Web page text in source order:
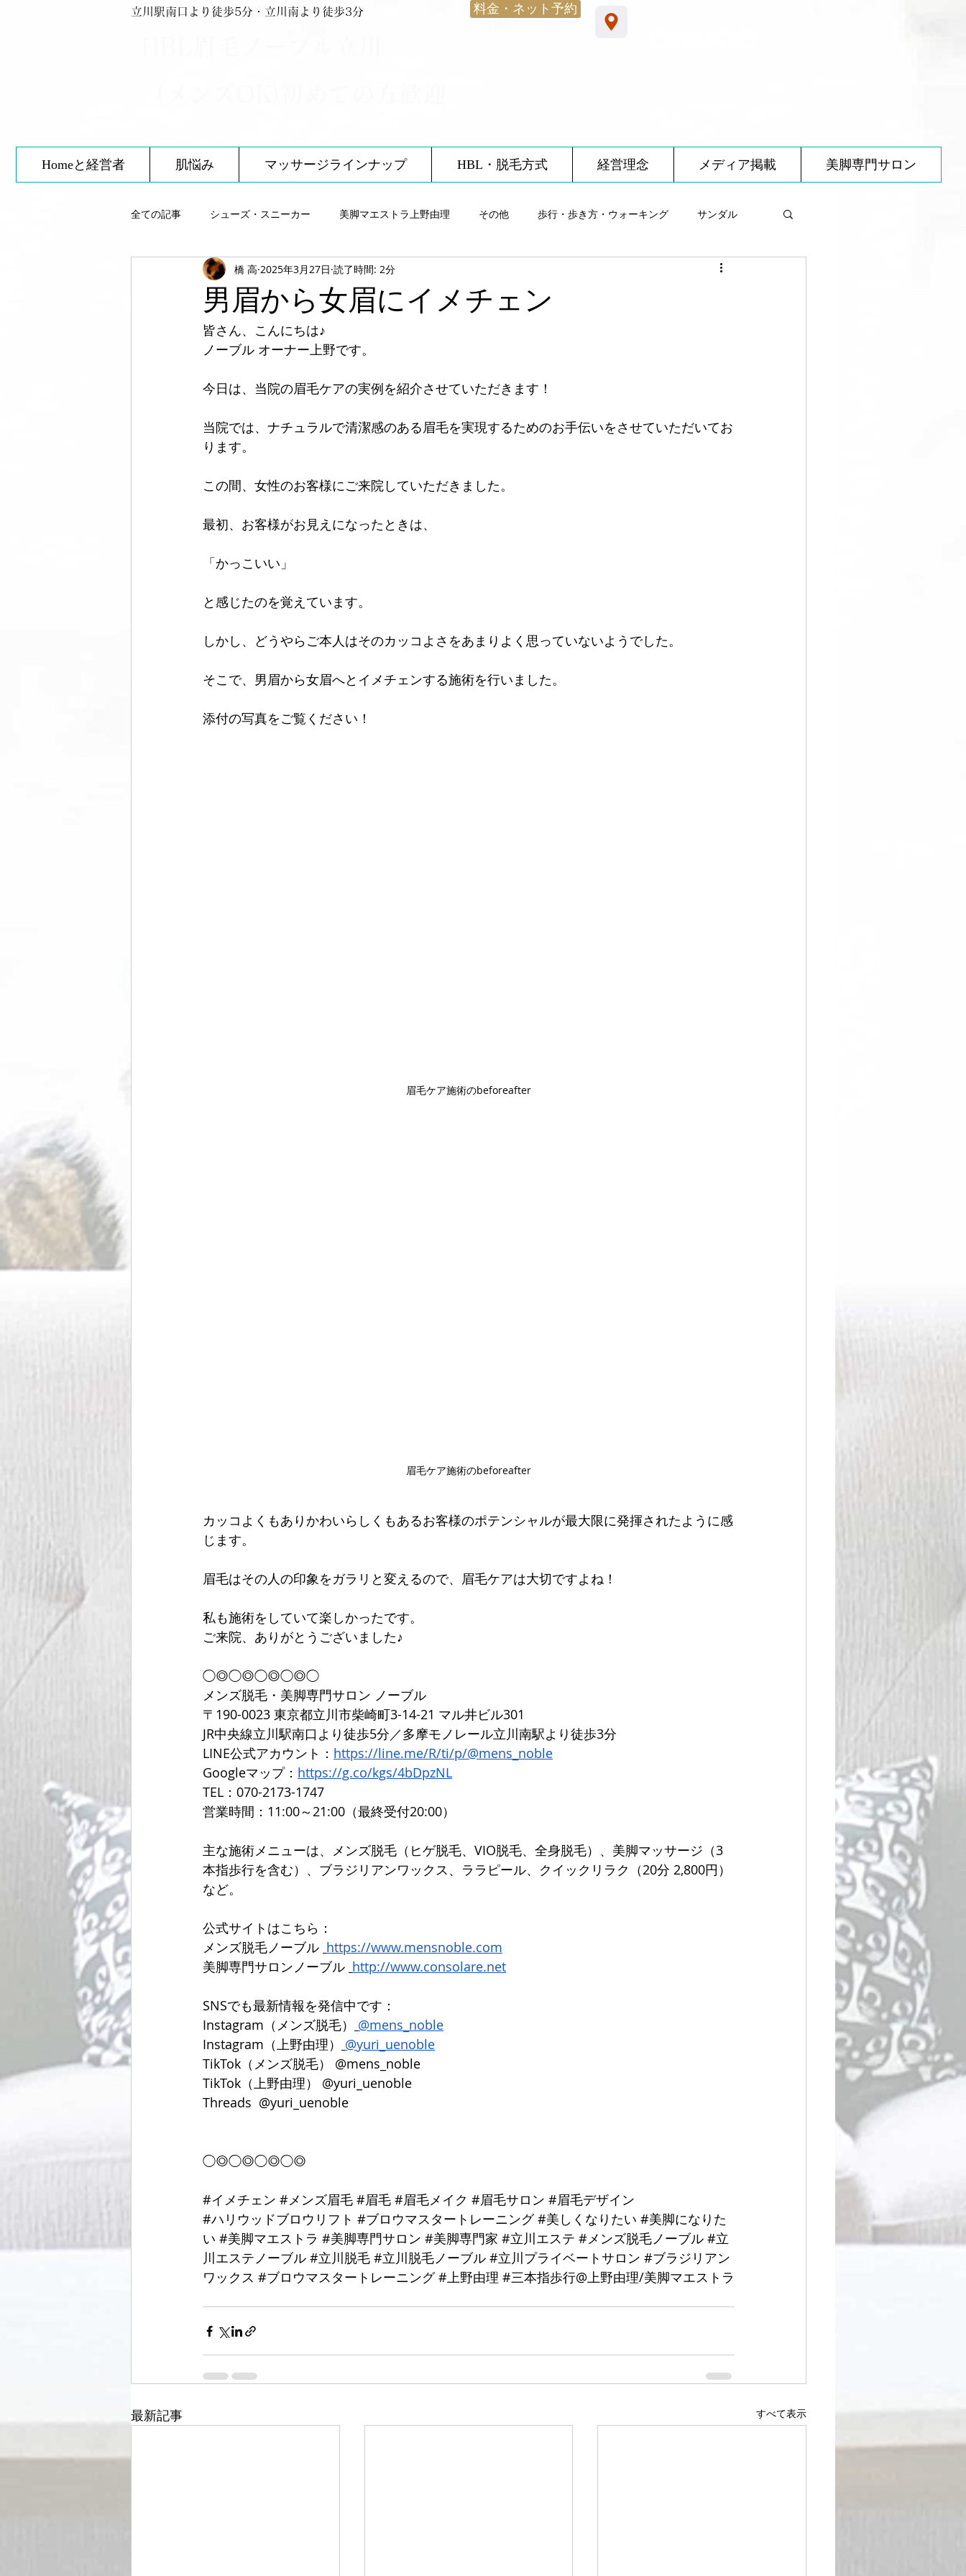
立川駅南口より徒歩5分・立川南より徒歩3分 料金・ネット予約
Homeと経営者 肌悩み マッサージラインナップ HBL・脱毛方式 経営理念 メディア掲載 美脚専門サロン
全ての記事 シューズ・スニーカー 美脚マエストラ上野由理 その他 歩行・歩き方・ウォーキング サンダル
スキンケア 靴について 雨・レインシューズ
フットウェア セルフケア
メンズ脱毛サロンノーブル 芸能関係のお客様体験談 思考 セミナー 講演実績
男眉から女眉にイメチェン
橋 高 2025年3月27日 読了時間: 2分
皆さん、こんにちは♪
ノーブル オーナー上野です。
今日は、当院の眉毛ケアの実例を紹介させていただきます！
当院では、ナチュラルで清潔感のある眉毛を実現するためのお手伝いをさせていただいてお
ります。
この間、女性のお客様にご来院していただきました。
最初、お客様がお見えになったときは、
「かっこいい」
と感じたのを覚えています。
しかし、どうやらご本人はそのカッコよさをあまりよく思っていないようでした。
そこで、男眉から女眉へとイメチェンする施術を行いました。
添付の写真をご覧ください！
眉毛ケア施術のbeforeafter
眉毛ケア施術のbeforeafter
カッコよくもありかわいらしくもあるお客様のポテンシャルが最大限に発揮されたように感
じます。
眉毛はその人の印象をガラリと変えるので、眉毛ケアは大切ですよね！
私も施術をしていて楽しかったです。
ご来院、ありがとうございました♪
◯◎◯◎◯◎◯◎◯
メンズ脱毛・美脚専門サロン ノーブル
〒190-0023 東京都立川市柴崎町3-14-21 マル井ビル301
JR中央線立川駅南口より徒歩5分／多摩モノレール立川南駅より徒歩3分
LINE公式アカウント： https://line.me/R/ti/p/@mens_noble
Googleマップ： https://g.co/kgs/4bDpzNL
TEL：070-2173-1747
営業時間：11:00～21:00（最終受付20:00）
主な施術メニューは、メンズ脱毛（ヒゲ脱毛、VIO脱毛、全身脱毛）、美脚マッサージ（3
本指歩行を含む）、ブラジリアンワックス、ララピール、クイックリラク（20分 2,800円）
など。
公式サイトはこちら：
メンズ脱毛ノーブル https://www.mensnoble.com
美脚専門サロンノーブル http://www.consolare.net
SNSでも最新情報を発信中です：
Instagram（メンズ脱毛）
@mens_noble
Instagram（上野由理）
@yuri_uenoble
TikTok（メンズ脱毛） @mens_noble
TikTok（上野由理） @yuri_uenoble
Threads  @yuri_uenoble
◯◎◯◎◯◎◯◎
#イメチェン #メンズ眉毛 #眉毛 #眉毛メイク #眉毛サロン #眉毛デザイン
#ハリウッドブロウリフト #ブロウマスタートレーニング #美しくなりたい #美脚になりた
い #美脚マエストラ #美脚専門サロン #美脚専門家 #立川エステ #メンズ脱毛ノーブル #立
川エステノーブル #立川脱毛 #立川脱毛ノーブル #立川プライベートサロン #ブラジリアン
ワックス #ブロウマスタートレーニング #上野由理 #三本指歩行@上野由理/美脚マエストラ
最新記事 すべて表示